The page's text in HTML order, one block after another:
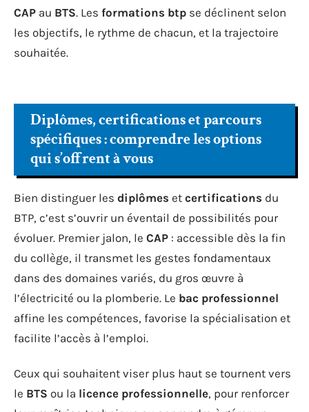
CAP au BTS. Les formations btp se déclinent selon
les objectifs, le rythme de chacun, et la trajectoire
souhaitée.
Diplômes, certifications et parcours
spécifiques : comprendre les options
qui s’offrent à vous
Bien distinguer les diplômes et certifications du
BTP, c’est s’ouvrir un éventail de possibilités pour
évoluer. Premier jalon, le CAP : accessible dès la fin
du collège, il transmet les gestes fondamentaux
dans des domaines variés, du gros œuvre à
l’électricité ou la plomberie. Le bac professionnel
affine les compétences, favorise la spécialisation et
facilite l’accès à l’emploi.
Ceux qui souhaitent viser plus haut se tournent vers
le BTS ou la licence professionnelle, pour renforcer